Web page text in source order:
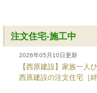
注文住宅-施工中
2026年05月10日更新
【西原建設】家族一人
西原建設の注文住宅［